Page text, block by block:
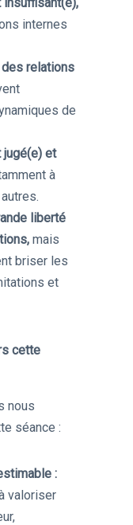
internes
relations
de
et
à
liberté
mais
briser les
et
cette
nous
séance :
:
valoriser